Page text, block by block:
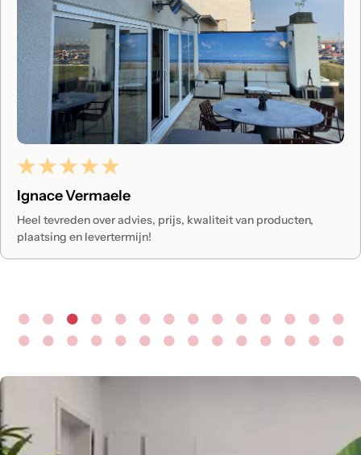
Erik
Ondertussen meerdere infraroodpanelen gekocht bij
Infraroodexpert. Het deel expert in de benaming mag je
letterlijk nemen want de uitleg die ze geven is zeer duidelijk